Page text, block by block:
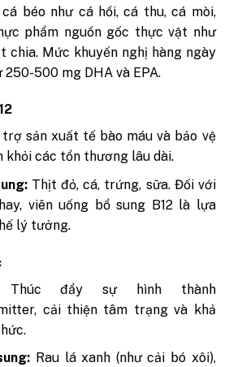
béo như cá hồi, cá thu, cá mòi,
phẩm nguồn gốc thực vật như
chia. Mức khuyến nghị hàng ngày
250-500 mg DHA và EPA.
trợ sản xuất tế bào máu và bảo vệ
khỏi các tổn thương lâu dài.
Thịt đỏ, cá, trứng, sữa. Đối với
viên uống bổ sung B12 là lựa
lý tưởng.
đẩy sự hình thành
cải thiện tâm trạng và khả
Rau lá xanh (như cải bó xôi),